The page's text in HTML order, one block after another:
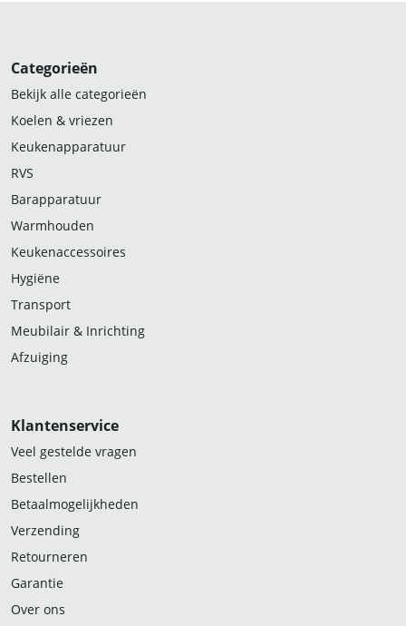
Categorieën
Bekijk alle categorieën
Koelen & vriezen
Keukenapparatuur
RVS
Barapparatuur
Warmhouden
Keukenaccessoires
Hygiëne
Transport
Meubilair & Inrichting
Afzuiging
Klantenservice
Veel gestelde vragen
Bestellen
Betaalmogelijkheden
Verzending
Retourneren
Garantie
Over ons